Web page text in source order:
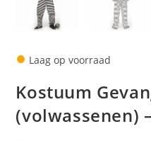
● Laag op voorraad
Kostuum
(volwassenen)